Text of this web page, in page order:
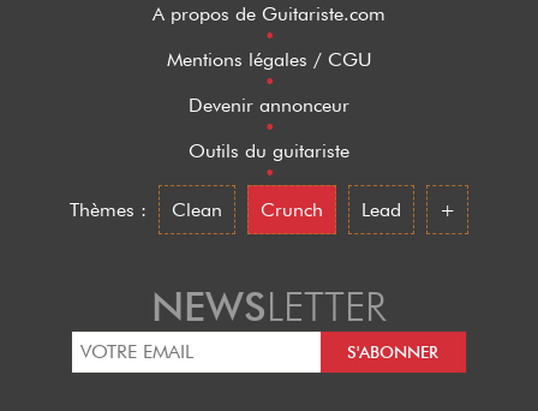
A propos de Guitariste.com
•
Mentions légales / CGU
•
Devenir annonceur
•
Outils du guitariste
•
Thèmes :
Clean Crunch Lead +
NEWSLETTER